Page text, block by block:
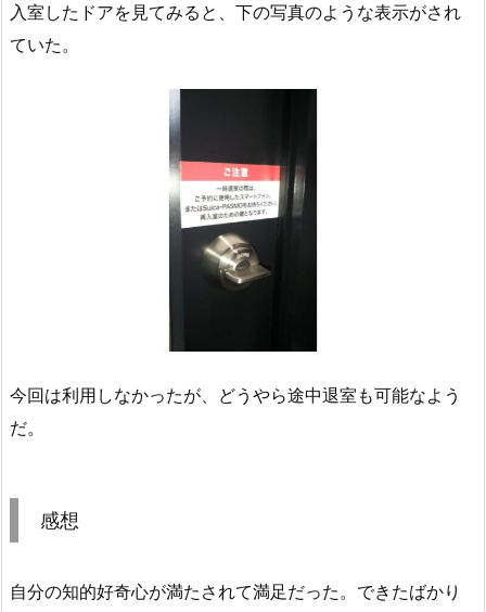
入室したドアを見てみると、下の写真のような表示がされ
ていた。
今回は利用しなかったが、どうやら途中退室も可能なよう
だ。
感想
自分の知的好奇心が満たされて満足だった。できたばかり